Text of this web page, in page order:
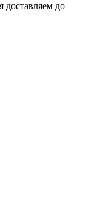
доставляем до